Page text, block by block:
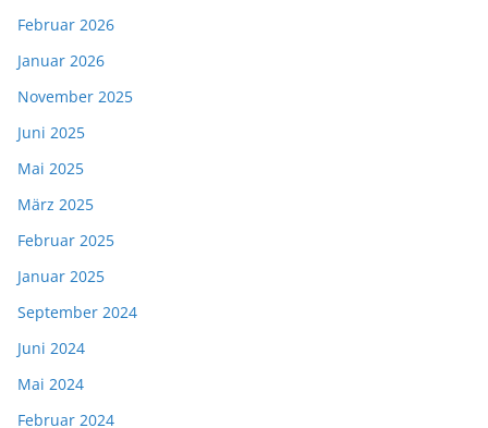
Februar 2026
Januar 2026
November 2025
Juni 2025
Mai 2025
März 2025
Februar 2025
Januar 2025
September 2024
Juni 2024
Mai 2024
Februar 2024